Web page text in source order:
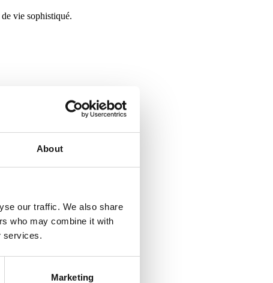
About
our traffic. We also share
who may combine it with
services.
Marketing
vie sophistiqué.